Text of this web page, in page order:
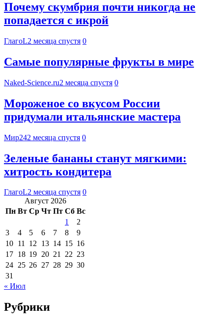
Почему скумбрия почти никогда не
попадается с икрой
ГлагоL2 месяца спустя 0
Самые популярные фрукты в мире
Naked-Science.ru2 месяца спустя 0
Мороженое со вкусом России
придумали итальянские мастера
Мир242 месяца спустя 0
Зеленые бананы станут мягкими:
хитрость кондитера
ГлагоL2 месяца спустя 0
Август 2026
Пн Вт Ср Чт Пт Сб Вс
1
2
3
4 5 6 7 8
9
10 11 12 13 14 15 16
17 18 19 20 21 22 23
24 25 26 27 28 29 30
31
« Июл
Рубрики